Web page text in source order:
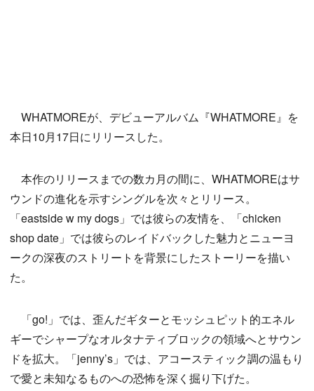
WHATMOREが、デビューアルバム『WHATMORE』を
本日10月17日にリリースした。
本作のリリースまでの数カ月の間に、WHATMOREはサ
ウンドの進化を示すシングルを次々とリリース。
「eastside w my dogs」では彼らの友情を、「chicken
shop date」では彼らのレイドバックした魅力とニューヨ
ークの深夜のストリートを背景にしたストーリーを描い
た。
「go!」では、歪んだギターとモッシュピット的エネル
ギーでシャープなオルタナティブロックの領域へとサウン
ドを拡大。「jenny’s」では、アコースティック調の温もり
で愛と未知なるものへの恐怖を深く掘り下げた。